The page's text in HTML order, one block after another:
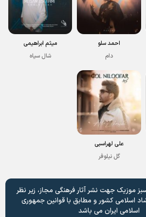
احمد سلو
دام
میثم ابراهیمی
شال سیاه
علی لهراسبی
گل نیلوفر
موزیک جهت نشر آثار فرهنگی مجاز، زیر نظر
اسلامی کشور و مطابق با قوانین جمهوری
اسلامی ایران می باشد